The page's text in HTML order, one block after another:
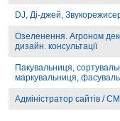
DJ, Ді-джей,
Озеленення. Агроном
дизайн. консультації
Пакувальниця,
маркувальниця,
Адміністратор сайтів /